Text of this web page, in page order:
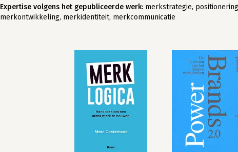
Expertise volgens het gepubliceerde werk: merkstrategie,
merkontwikkeling, merkidentiteit, merkcommunicatie